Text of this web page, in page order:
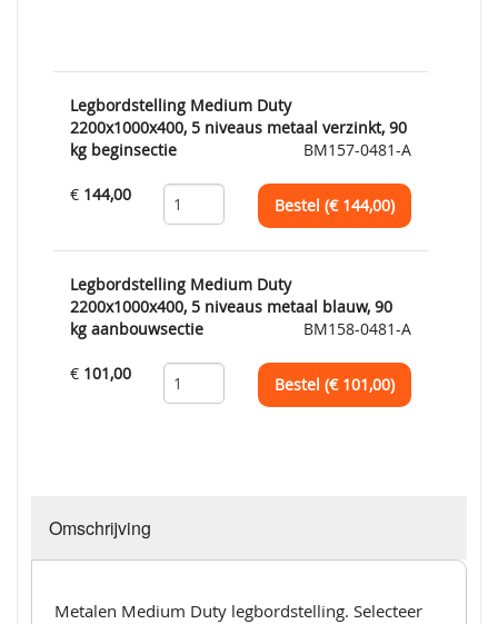
Legbordstelling Medium Duty
2200x1000x400, 5 niveaus metaal verzinkt, 90
kg beginsectie
BM157-0481-A
€ 144,00
Bestel (€ 144,00)
Legbordstelling Medium Duty
2200x1000x400, 5 niveaus metaal blauw, 90
kg aanbouwsectie
BM158-0481-A
€ 101,00
Bestel (€ 101,00)
Omschrijving
Metalen Medium Duty legbordstelling. Selecteer